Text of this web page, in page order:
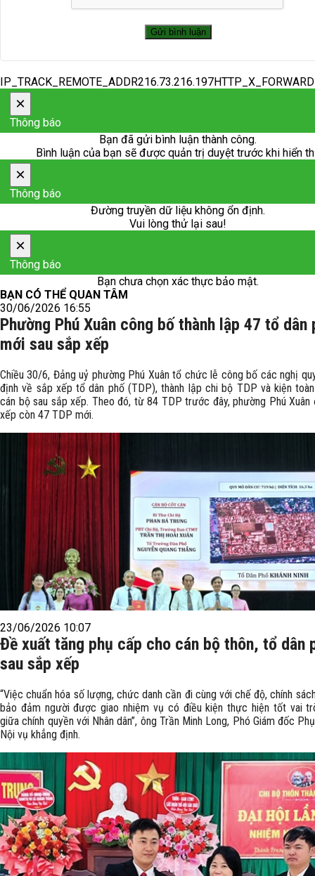
×
Thông báo
Bạn đã gửi bình luận thành công.
Bình luận của bạn sẽ được quản trị duyệt trước khi hiển
×
Thông báo
Đường truyền dữ liệu không ổn định.
Vui lòng thử lại sau!
×
Thông báo
Bạn chưa chọn xác thực bảo mật.
BẠN CÓ THỂ QUAN TÂM
30/06/2026 16:55
Phường Phú Xuân công bố thành lập 47 tổ dân
mới sau sắp xếp
Chiều 30/6, Đảng uỷ phường Phú Xuân tổ chức lễ công bố các nghị
định về sắp xếp tổ dân phố (TDP), thành lập chi bộ TDP và kiện
cán bộ sau sắp xếp. Theo đó, từ 84 TDP trước đây, phường Phú
xếp còn 47 TDP mới.
23/06/2026 10:07
Đề xuất tăng phụ cấp cho cán bộ thôn, tổ dân
sau sắp xếp
“Việc chuẩn hóa số lượng, chức danh cần đi cùng với chế độ, chính
bảo đảm người được giao nhiệm vụ có điều kiện thực hiện tốt vai
giữa chính quyền với Nhân dân”, ông Trần Minh Long, Phó Giám đốc
Nội vụ khẳng định.